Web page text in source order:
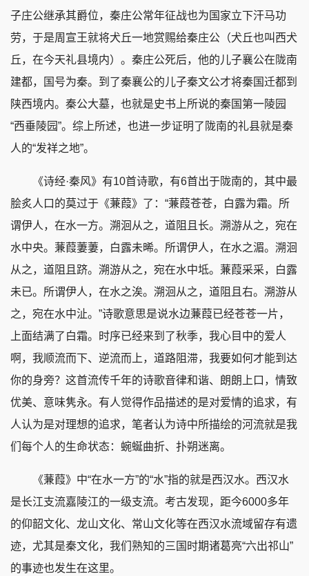
子庄公继承其爵位，秦庄公常年征战也为国家立下汗马功
劳，于是周宣王就将犬丘一地赏赐给秦庄公（犬丘也叫西犬
丘，在今天礼县境内）。秦庄公死后，他的儿子襄公在陇南
建都，国号为秦。到了秦襄公的儿子秦文公才将秦国迁都到
陕西境内。秦公大墓，也就是史书上所说的秦国第一陵园
“西垂陵园”。综上所述，也进一步证明了陇南的礼县就是秦
人的“发祥之地”。
《诗经·秦风》有10首诗歌，有6首出于陇南的，其中最
脍炙人口的莫过于《蒹葭》了：“蒹葭苍苍，白露为霜。所
谓伊人，在水一方。溯洄从之，道阻且长。溯游从之，宛在
水中央。蒹葭萋萋，白露未晞。所谓伊人，在水之湄。溯洄
从之，道阻且跻。溯游从之，宛在水中坻。蒹葭采采，白露
未已。所谓伊人，在水之涘。溯洄从之，道阻且右。溯游从
之，宛在水中沚。”诗歌意思是说水边蒹葭已经苍苍一片，
上面结满了白霜。时序已经来到了秋季，我心目中的爱人
啊，我顺流而下、逆流而上，道路阻滞，我要如何才能到达
你的身旁？这首流传千年的诗歌音律和谐、朗朗上口，情致
优美、意味隽永。有人觉得作品描述的是对爱情的追求，有
人认为是对理想的追求，笔者认为诗中所描绘的河流就是我
们每个人的生命状态：蜿蜒曲折、扑朔迷离。
《蒹葭》中“在水一方”的“水”指的就是西汉水。西汉水
是长江支流嘉陵江的一级支流。考古发现，距今6000多年
的仰韶文化、龙山文化、常山文化等在西汉水流域留存有遗
迹，尤其是秦文化，我们熟知的三国时期诸葛亮“六出祁山”
的事迹也发生在这里。